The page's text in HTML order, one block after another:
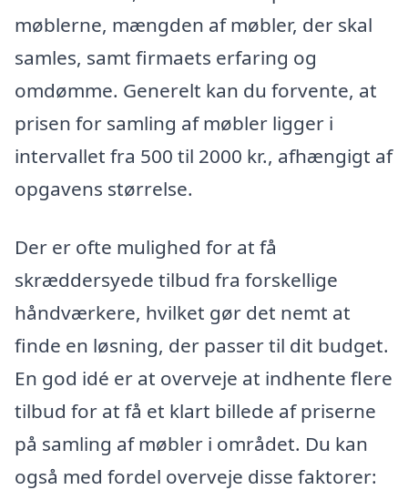
møblerne, mængden af møbler, der skal
samles, samt firmaets erfaring og
omdømme. Generelt kan du forvente, at
prisen for samling af møbler ligger i
intervallet fra 500 til 2000 kr., afhængigt af
opgavens størrelse.
Der er ofte mulighed for at få
skræddersyede tilbud fra forskellige
håndværkere, hvilket gør det nemt at
finde en løsning, der passer til dit budget.
En god idé er at overveje at indhente flere
tilbud for at få et klart billede af priserne
på samling af møbler i området. Du kan
også med fordel overveje disse faktorer: